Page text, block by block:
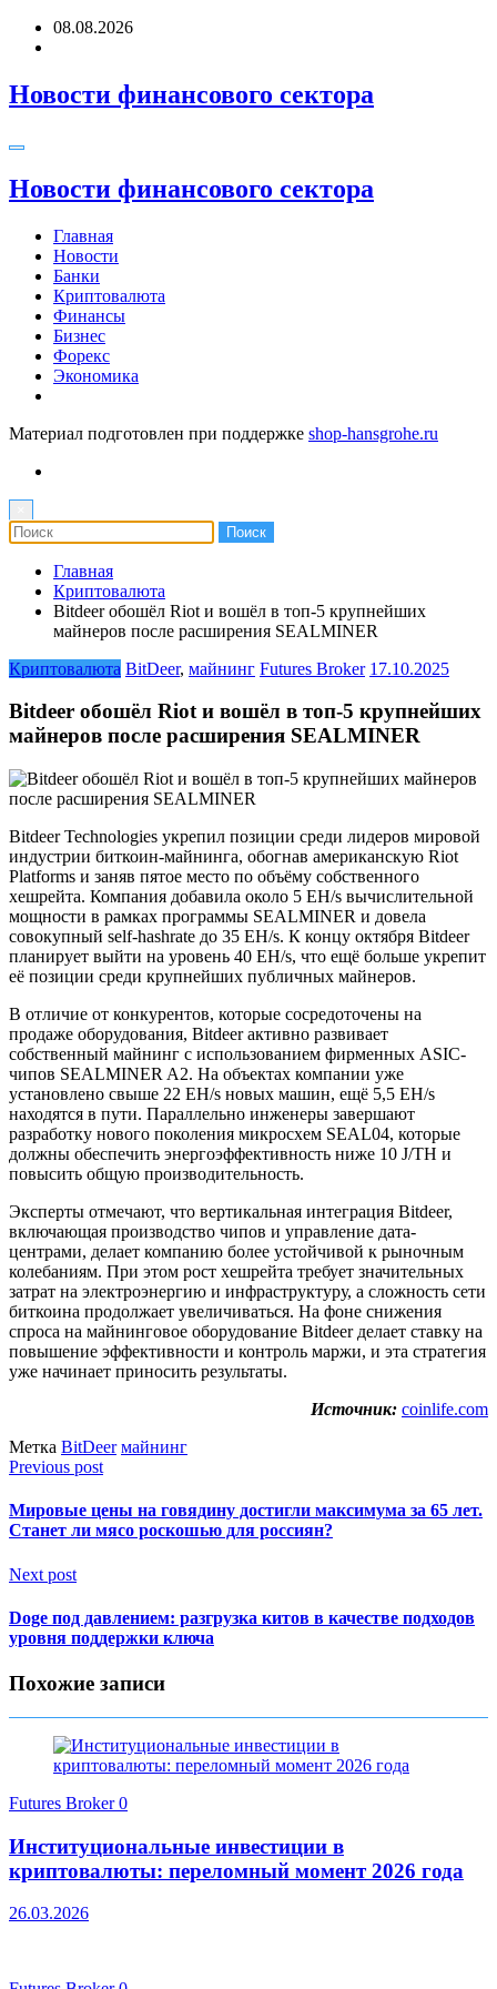
Перейти08.08.2026
Новости финансового сектора
Новости финансового сектора
Главная
Новости
Банки
Криптовалюта
Финансы
Бизнес
Форекс
Экономика
Материал подготовлен при поддержке shop-hansgrohe.ru
Главная
Криптовалюта
Bitdeer обошёл Riot и вошёл в топ-5 крупнейших
майнеров после расширения SEALMINER
Криптовалюта BitDeer, майнинг Futures Broker 17.10.2025
Bitdeer обошёл Riot и вошёл в топ-5 крупнейших
майнеров после расширения SEALMINER
Bitdeer Technologies укрепил позиции среди лидеров мировой
индустрии биткоин-майнинга, обогнав американскую Riot
Platforms и заняв пятое место по объёму собственного
хешрейта. Компания добавила около 5 EH/s вычислительной
мощности в рамках программы SEALMINER и довела
совокупный self-hashrate до 35 EH/s. К концу октября Bitdeer
планирует выйти на уровень 40 EH/s, что ещё больше укрепит
её позиции среди крупнейших публичных майнеров.
В отличие от конкурентов, которые сосредоточены на
продаже оборудования, Bitdeer активно развивает
собственный майнинг с использованием фирменных ASIC-
чипов SEALMINER A2. На объектах компании уже
установлено свыше 22 EH/s новых машин, ещё 5,5 EH/s
находятся в пути. Параллельно инженеры завершают
разработку нового поколения микросхем SEAL04, которые
должны обеспечить энергоэффективность ниже 10 J/TH и
повысить общую производительность.
Эксперты отмечают, что вертикальная интеграция Bitdeer,
включающая производство чипов и управление дата-
центрами, делает компанию более устойчивой к рыночным
колебаниям. При этом рост хешрейта требует значительных
затрат на электроэнергию и инфраструктуру, а сложность сети
биткоина продолжает увеличиваться. На фоне снижения
спроса на майнинговое оборудование Bitdeer делает ставку на
повышение эффективности и контроль маржи, и эта стратегия
уже начинает приносить результаты.
Источник: coinlife.com
Метка BitDeer майнинг
Previous post
Мировые цены на говядину достигли максимума за 65 лет.
Станет ли мясо роскошью для россиян?
Next post
Doge под давлением: разгрузка китов в качестве подходов
уровня поддержки ключа
Похожие записи
Futures Broker0
Институциональные инвестиции в
криптовалюты: переломный момент 2026 года
26.03.2026